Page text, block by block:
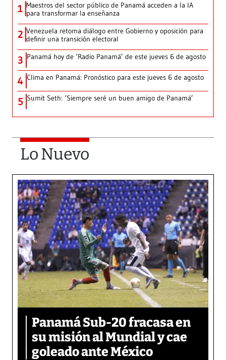
1 Maestros del sector público de Panamá acceden a la IA
para transformar la enseñanza
2 Venezuela retoma diálogo entre Gobierno y oposición para
definir una transición electoral
3 Panamá hoy de ‘Radio Panamá’ de este jueves 6 de agosto
4 Clima en Panamá: Pronóstico para este jueves 6 de agosto
5 Sumit Seth: ‘Siempre seré un buen amigo de Panamá’
Lo Nuevo
Panamá Sub-20 fracasa en
su misión al Mundial y cae
goleado ante México